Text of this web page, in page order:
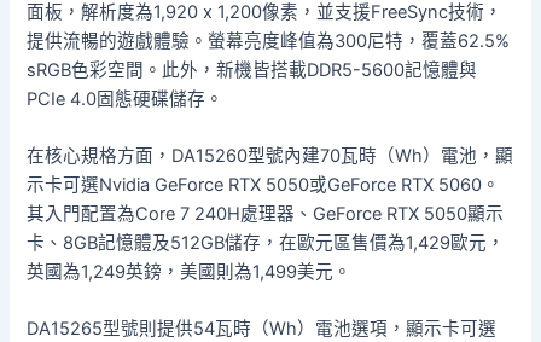
面板，解析度為1,920 x 1,200像素，並支援FreeSync技術，
提供流暢的遊戲體驗。螢幕亮度峰值為300尼特，覆蓋62.5%
sRGB色彩空間。此外，新機皆搭載DDR5-5600記憶體與
PCIe 4.0固態硬碟儲存。
在核心規格方面，DA15260型號內建70瓦時（Wh）電池，顯
示卡可選Nvidia GeForce RTX 5050或GeForce RTX 5060。
其入門配置為Core 7 240H處理器、GeForce RTX 5050顯示
卡、8GB記憶體及512GB儲存，在歐元區售價為1,429歐元，
英國為1,249英鎊，美國則為1,499美元。
DA15265型號則提供54瓦時（Wh）電池選項，顯示卡可選